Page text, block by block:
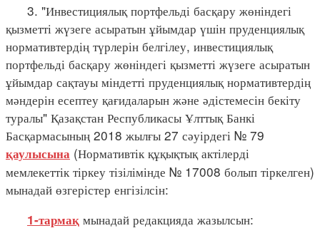
3. "Инвестициялық портфельді басқару жөніндегі
қызметті жүзеге асыратын ұйымдар үшін пруденциялық
нормативтердің түрлерін белгілеу, инвестициялық
портфельді басқару жөніндегі қызметті жүзеге асыратын
ұйымдар сақтауы міндетті пруденциялық нормативтердің
мәндерін есептеу қағидаларын және әдістемесін бекіту
туралы" Қазақстан Республикасы Ұлттық Банкі
Басқармасының 2018 жылғы 27 сәуірдегі № 79
қаулысына (Нормативтік құқықтық актілерді
мемлекеттік тіркеу тізілімінде № 17008 болып тіркелген)
мынадай өзгерістер енгізілсін:
1-тармақ мынадай редакцияда жазылсын: